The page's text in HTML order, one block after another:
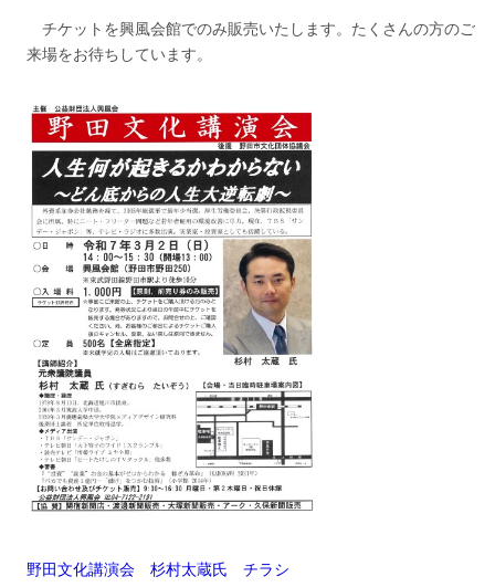
チケットを興風会館でのみ販売いたします。たくさんの方のご
来場をお待ちしています。
野田文化講演会 杉村太蔵氏 チラシ